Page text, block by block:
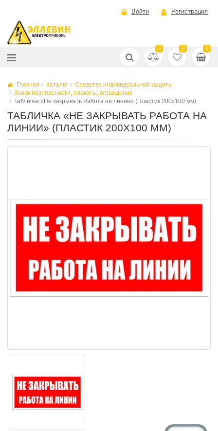
Войти Регистрация
0 0 0
Главная Каталог
Средства индивидуальной защиты
Знаки безопасности, плакаты, ограждения
Табличка «Не закрывать Работа на линии» (Пластик 200х100 мм)
ТАБЛИЧКА «НЕ ЗАКРЫВАТЬ РАБОТА НА
ЛИНИИ» (ПЛАСТИК 200Х100 ММ)